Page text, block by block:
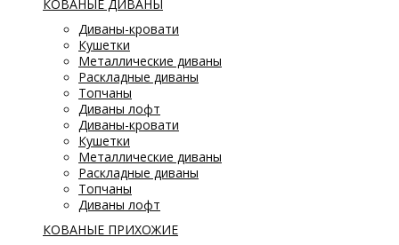
КОВАНЫЕ ДИВАНЫ
Диваны-кровати
Кушетки
Металлические диваны
Раскладные диваны
Топчаны
Диваны лофт
Диваны-кровати
Кушетки
Металлические диваны
Раскладные диваны
Топчаны
Диваны лофт
КОВАНЫЕ ПРИХОЖИЕ